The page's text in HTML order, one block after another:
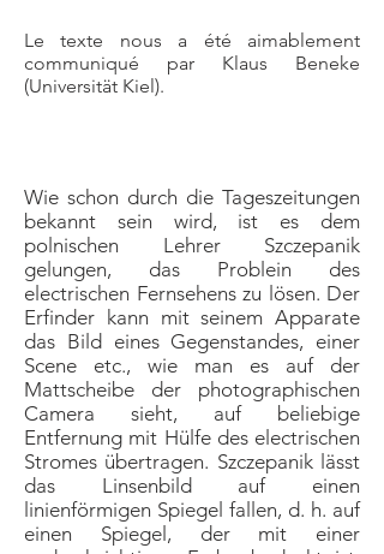
Le texte nous a été aimablement
communiqué par Klaus Beneke
(Universität Kiel).
Wie schon durch die Tageszeitungen
bekannt sein wird, ist es dem
polnischen Lehrer Szczepanik
gelungen, das Problein des
electrischen Fernsehens zu lösen. Der
Erfinder kann mit seinem Apparate
das Bild eines Gegenstandes, einer
Scene etc., wie man es auf der
Mattscheibe der photographischen
Camera sieht, auf beliebige
Entfernung mit Hülfe des electrischen
Stromes übertragen. Szczepanik lässt
das Linsenbild auf einen
linienförmigen Spiegel fallen, d. h. auf
einen Spiegel, der mit einer